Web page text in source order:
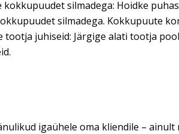
kokkupuudet silmadega: Hoidke
silmadega. Kokkupuute
tootja juhiseid: Järgige alati tootja
igaühele oma kliendile –